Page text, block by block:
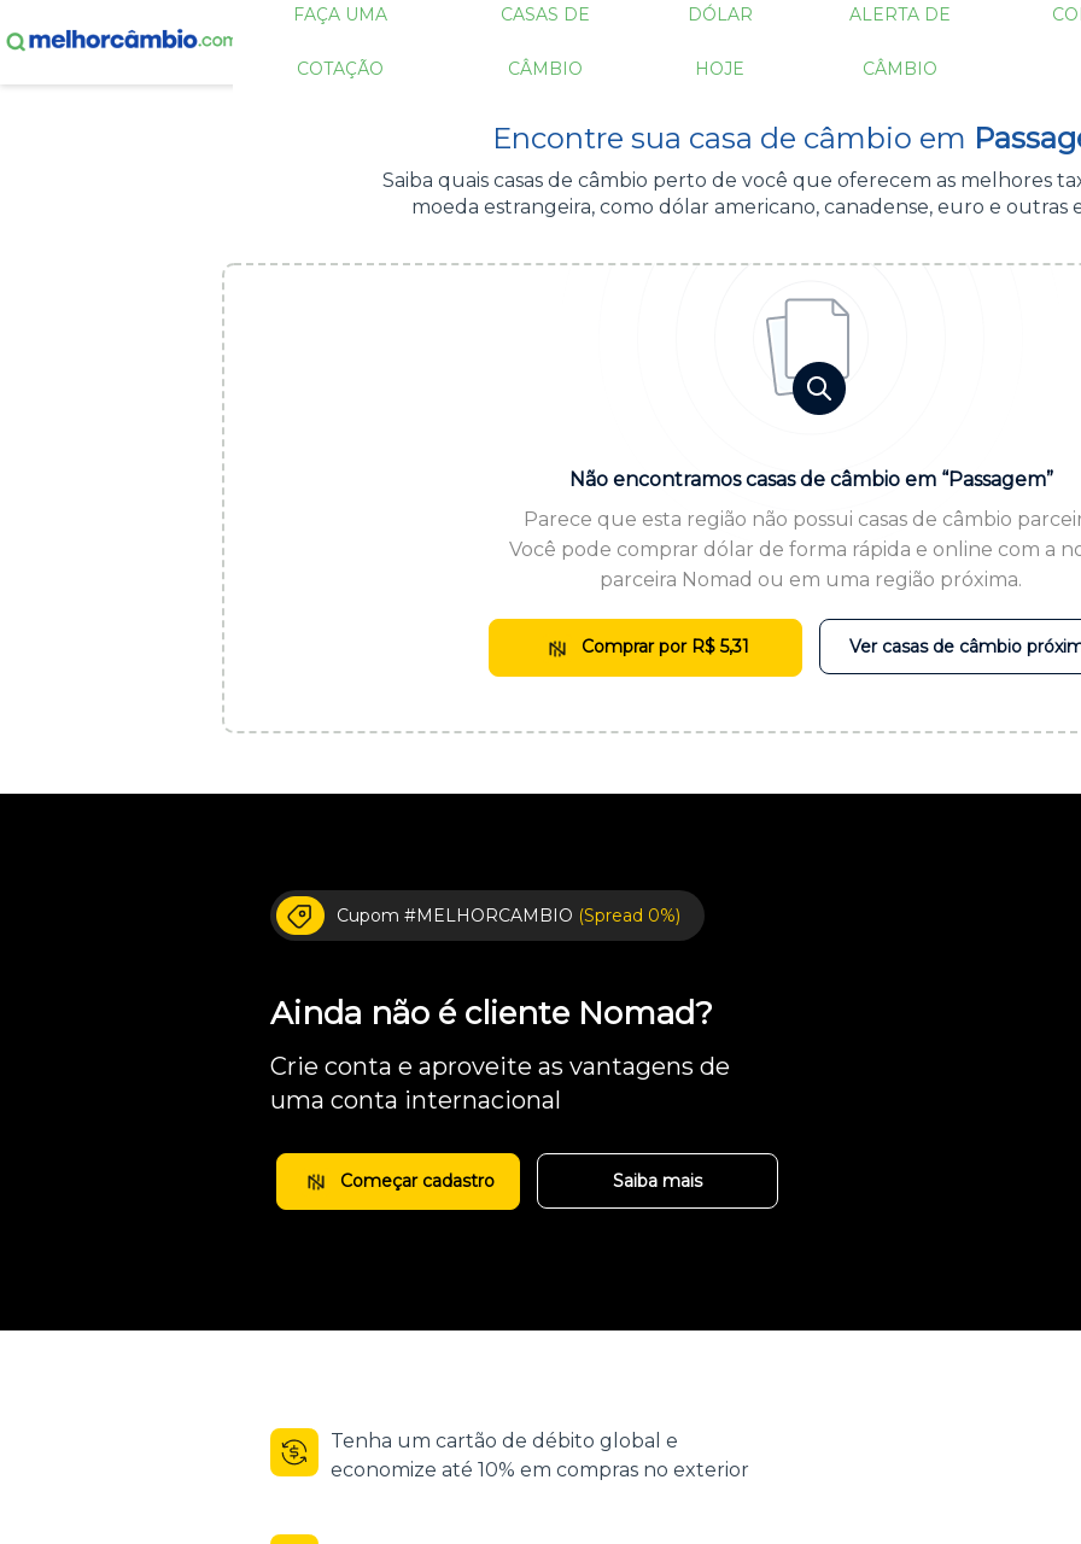
FAÇA UMA
COTAÇÃO
CASAS DE
CÂMBIO
DÓLAR
HOJE
ALERTA DE
CÂMBIO
Encontre sua casa de câmbio em
Saiba quais casas de câmbio perto de você que oferecem as melhores
moeda estrangeira, como dólar americano, canadense, euro e outras
Não encontramos casas de câmbio em “Passagem”
Parece que esta região não possui casas de câmbio
Você pode comprar dólar de forma rápida e online com a
parceira Nomad ou em uma região próxima.
Comprar por R$ 5,31 Ver casas de câmbio
Cupom #MELHORCAMBIO (Spread 0%)
Ainda não é cliente Nomad?
Crie conta e aproveite as vantagens de
uma conta internacional
Começar cadastro Saiba mais
Tenha um cartão de débito global e
economize até 10% em compras no exterior